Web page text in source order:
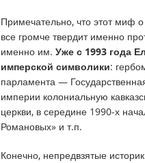
Примечательно, что этот миф о
все громче твердит именно
именно им. Уже с 1993 года
имперской символики:
парламента —
империи колониальную
церкви, в середине 1990-х
Романовых» и т.п.
Конечно, непредвзятые